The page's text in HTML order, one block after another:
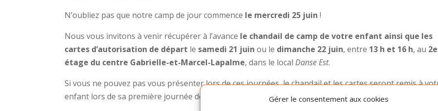
Gérer le consentement aux cookies
N’oubliez pas que notre camp de jour commence le mercredi 25 juin !
Nous vous invitons à venir récupérer à l’avance le chandail de camp de votre enfant ainsi que les
cartes d’autorisation de départ le samedi 21 juin ou le dimanche 22 juin, entre 13 h et 16 h, au 2e
étage du centre Gabrielle-et-Marcel-Lapalme, dans le local Danse Est.
Si vous ne pouvez pas vous présenter lors de ces journées, le chandail et les cartes seront remis à
enfant lors de sa première journée de camp.